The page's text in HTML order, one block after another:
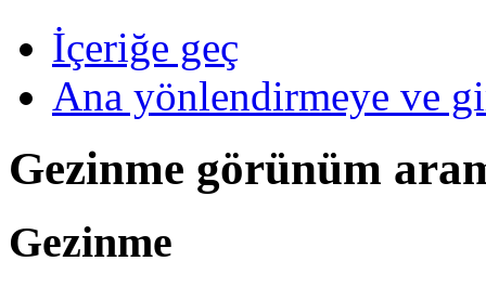
İçeriğe geç
Ana yönlendirmeye ve
Gezinme görünüm
Gezinme